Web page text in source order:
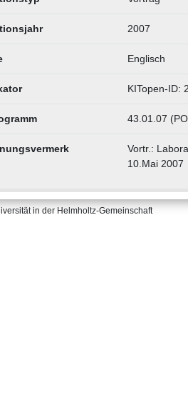
2007
Englisch
KITopen-ID:
43.01.07
Vortr.:
10.Mai 2007
in der Helmholtz-Gemeinschaft